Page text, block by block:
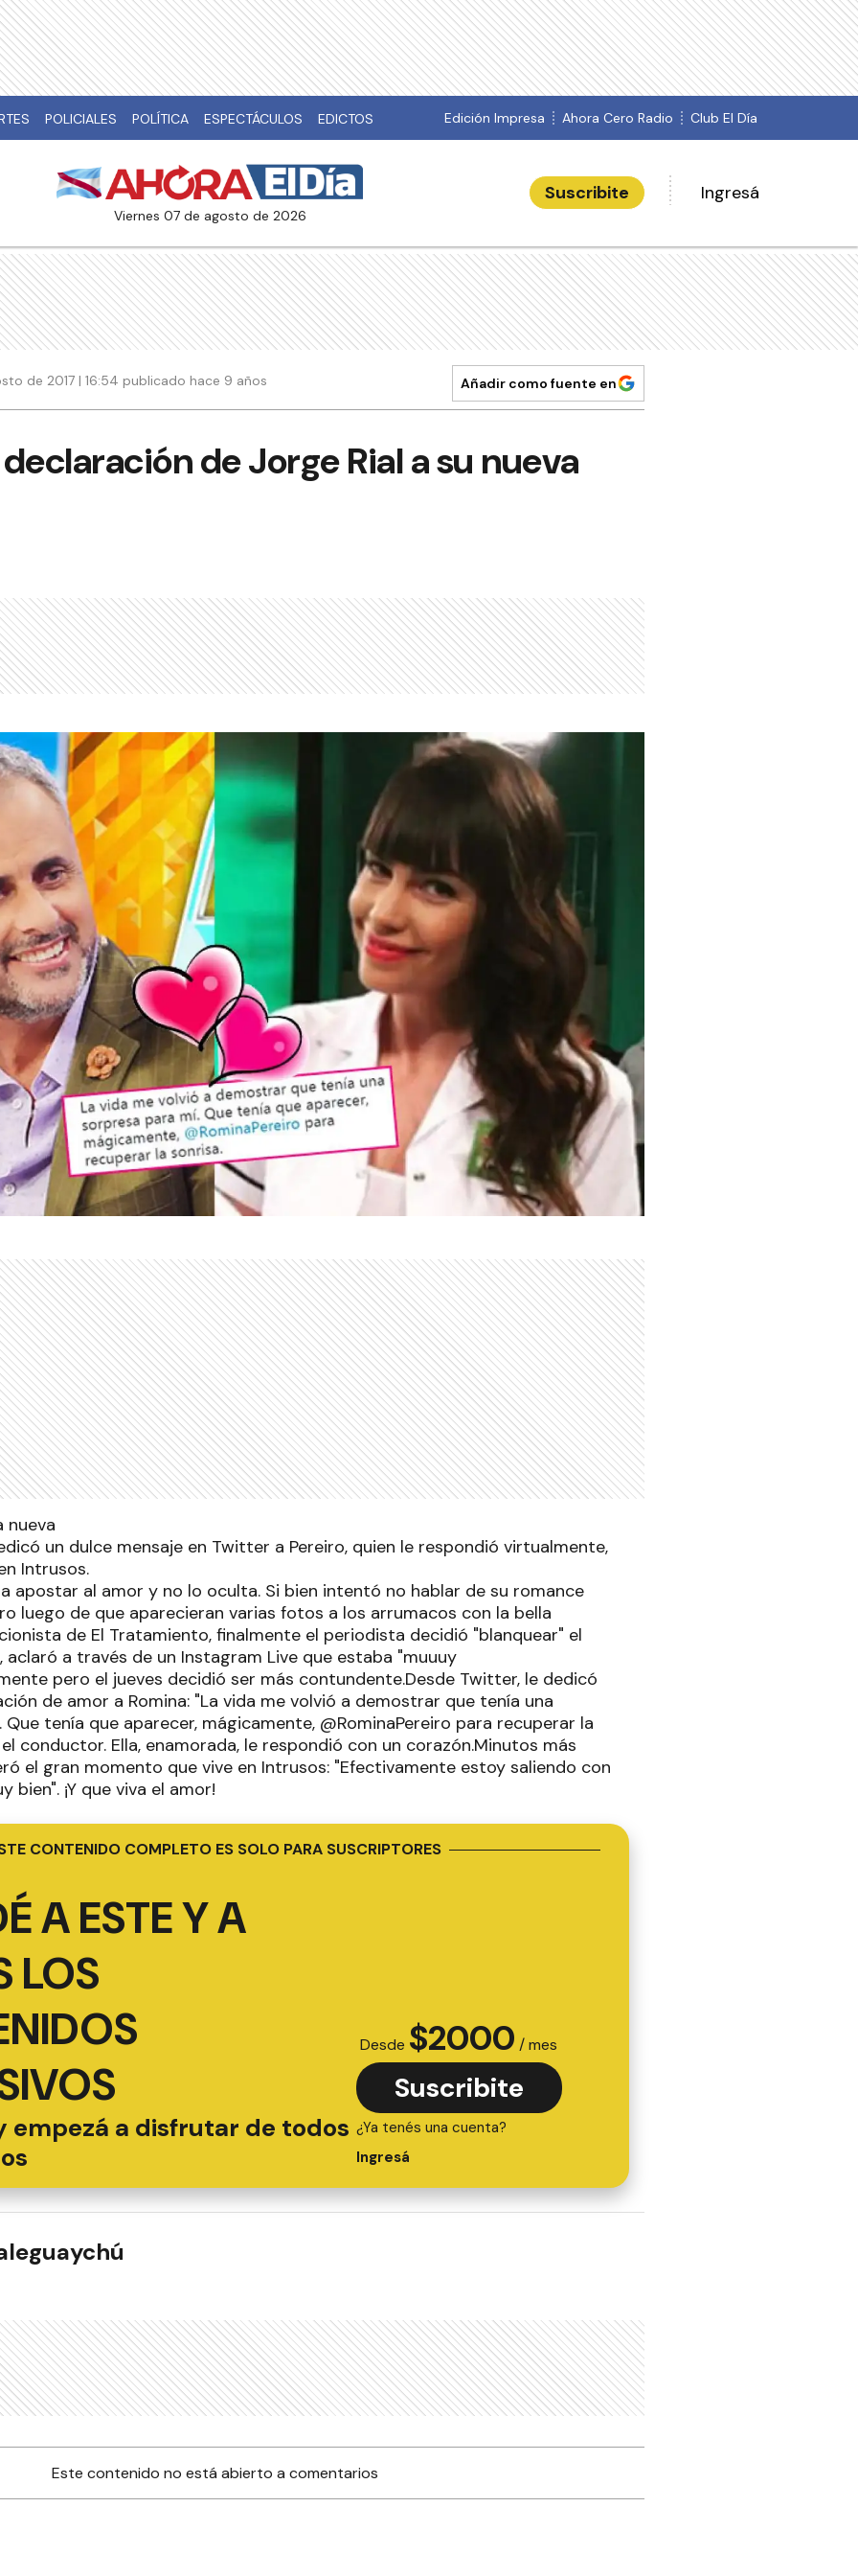
POLICIALES POLÍTICA ESPECTÁCULOS EDICTOS Edición Impresa Ahora Cero Radio Club El Día
viernes 07 de agosto de 2026
Suscribite Ingresá
de 2017 | 16:54 publicado hace 9 años Añadir como fuente en
de Jorge Rial a su nueva
un dulce mensaje en Twitter a Pereiro, quien le respondió virtualmente,
Intrusos.
apostar al amor y no lo oculta. Si bien intentó no hablar de su romance
luego de que aparecieran varias fotos a los arrumacos con la bella
de El Tratamiento, finalmente el periodista decidió "blanquear" el
aclaró a través de un Instagram Live que estaba "muuuy
pero el jueves decidió ser más contundente.Desde Twitter, le dedicó
de amor a Romina: "La vida me volvió a demostrar que tenía una
tenía que aparecer, mágicamente, @RominaPereiro para recuperar la
conductor. Ella, enamorada, le respondió con un corazón.Minutos más
el gran momento que vive en Intrusos: "Efectivamente estoy saliendo con
bien". ¡Y que viva el amor!
CONTENIDO COMPLETO ES SOLO PARA SUSCRIPTORES
A ESTE Y A
LOS
empezá a disfrutar de todos
Desde $2000 / mes
Suscribite
¿Ya tenés una cuenta?
Ingresá
Este contenido no está abierto a comentarios